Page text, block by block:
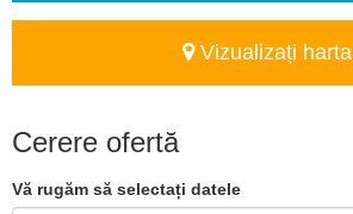
Vizualizați harta
Cerere ofertă
Vă rugăm să selectați datele